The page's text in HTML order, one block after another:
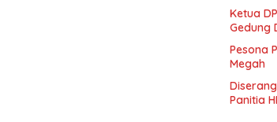
Ketua
Gedung
Pesona
Megah
Panitia